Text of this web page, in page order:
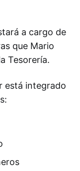
a cargo de
que Mario
Tesorería.
está integrado